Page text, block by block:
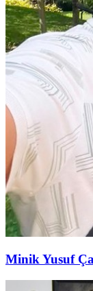
Minik Yusuf